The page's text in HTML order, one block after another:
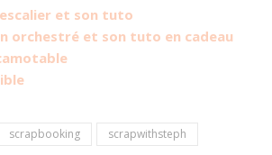
et son tuto
orchestré et son tuto en cadeau
scrapbooking
scrapwithsteph